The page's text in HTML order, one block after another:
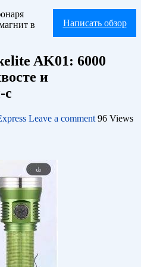
Написать обзор
в
AK01: 6000
и
с
Leave a comment 96 Views